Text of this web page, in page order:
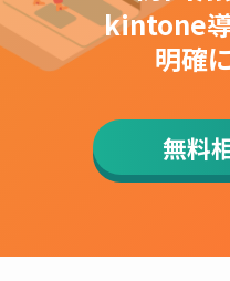
kintone
明確
無料